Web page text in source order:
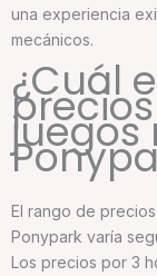
una experiencia
mecánicos.
¿Cuál
juegos
El rango de
Ponypark varía
Los precios por 3